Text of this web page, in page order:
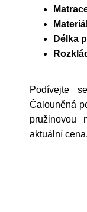
Délka
Podívejte
Čalouněná
pružinovou
aktuální cena.